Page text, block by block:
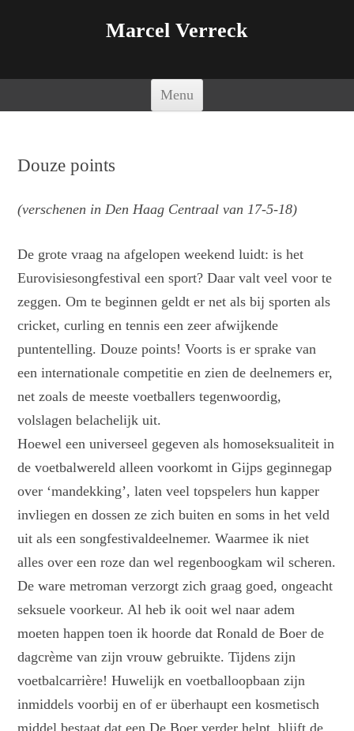
Marcel Verreck
Menu
Douze points
(verschenen in Den Haag Centraal van 17-5-18)
De grote vraag na afgelopen weekend luidt: is het
Eurovisiesongfestival een sport? Daar valt veel voor te
zeggen. Om te beginnen geldt er net als bij sporten als
cricket, curling en tennis een zeer afwijkende
puntentelling. Douze points! Voorts is er sprake van
een internationale competitie en zien de deelnemers er,
net zoals de meeste voetballers tegenwoordig,
volslagen belachelijk uit.
Hoewel een universeel gegeven als homoseksualiteit in
de voetbalwereld alleen voorkomt in Gijps geginnegap
over ‘mandekking’, laten veel topspelers hun kapper
invliegen en dossen ze zich buiten en soms in het veld
uit als een songfestivaldeelnemer. Waarmee ik niet
alles over een roze dan wel regenboogkam wil scheren.
De ware metroman verzorgt zich graag goed, ongeacht
seksuele voorkeur. Al heb ik ooit wel naar adem
moeten happen toen ik hoorde dat Ronald de Boer de
dagcrème van zijn vrouw gebruikte. Tijdens zijn
voetbalcarrière! Huwelijk en voetballoopbaan zijn
inmiddels voorbij en of er überhaupt een kosmetisch